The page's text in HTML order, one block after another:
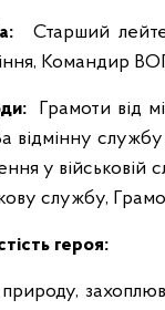
Старший
Командир
Грамоти від
відмінну
у військовій
службу,
героя: